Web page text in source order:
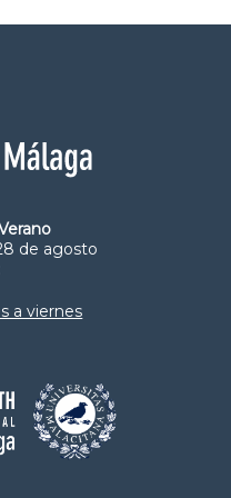
de agosto
a viernes